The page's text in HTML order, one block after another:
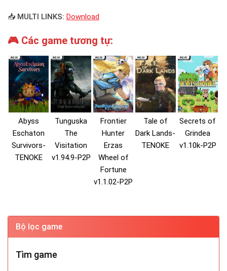
📥 MULTI LINKS: Download
🎮 Các game tương tự:
Abyss
Eschaton
Survivors-
TENOKE
Tunguska
The
Visitation
v1.94.9-P2P
Frontier
Hunter
Erzas
Wheel of
Fortune
v1.1.02-P2P
Tale of
Dark Lands-
TENOKE
Secrets of
Grindea
v1.10k-P2P
Bộ lọc game
Tìm game